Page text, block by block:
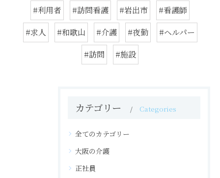
#利用者 #訪問看護 #岩出市
#看護師
#求人
#和歌山 #介護 #夜勤
#ヘルパー
#訪問
#施設
カテゴリー Categories
全てのカテゴリー
大阪の介護
正社員